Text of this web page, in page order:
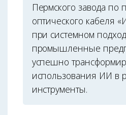
Пермского завода по
оптического кабеля
при системном
промышленные
успешно
использования ИИ в
инструменты.